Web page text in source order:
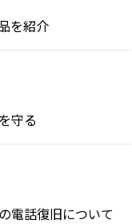
を紹介
守る
電話復旧について